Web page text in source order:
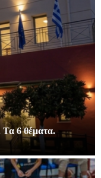
Τα 6 θέματα.